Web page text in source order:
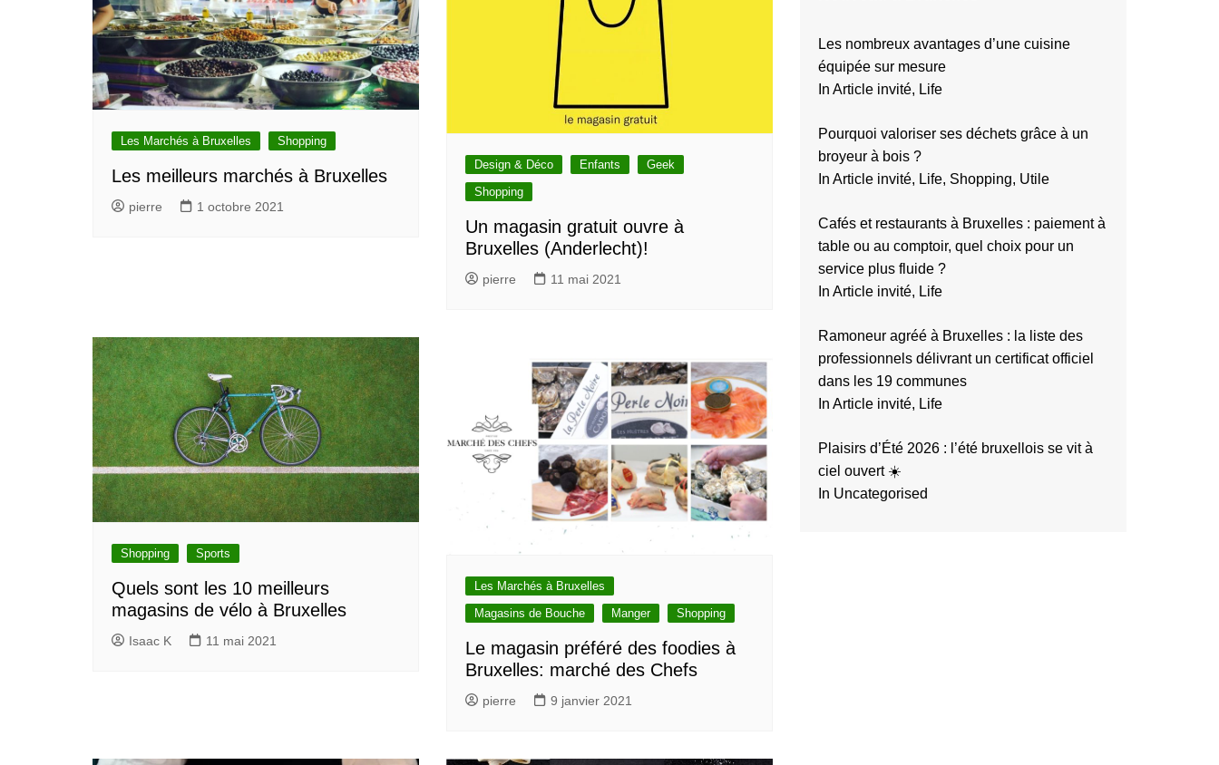
Les Marchés à Bruxelles Shopping
Les meilleurs marchés à Bruxelles
pierre 1 octobre 2021
Design & Déco Enfants
Geek
Shopping
Un magasin gratuit ouvre à
Bruxelles (Anderlecht)!
pierre 11 mai 2021
Shopping Sports
Quels sont les 10 meilleurs
magasins de vélo à Bruxelles
Isaac K 11 mai 2021
Les Marchés à Bruxelles
Magasins de Bouche
Manger Shopping
Le magasin préféré des foodies à
Bruxelles: marché des Chefs
pierre 9 janvier 2021
Les nombreux avantages d’une cuisine
équipée sur mesure
In Article invité, Life
Pourquoi valoriser ses déchets grâce à un
broyeur à bois ?
In Article invité, Life, Shopping, Utile
Cafés et restaurants à Bruxelles : paiement à
table ou au comptoir, quel choix pour un
service plus fluide ?
In Article invité, Life
Ramoneur agréé à Bruxelles : la liste des
professionnels délivrant un certificat officiel
dans les 19 communes
In Article invité, Life
Plaisirs d’Été 2026 : l’été bruxellois se vit à
ciel ouvert ☀️
In Uncategorised